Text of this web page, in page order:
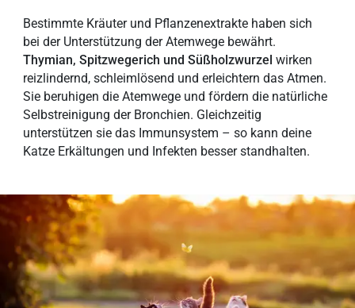
Bestimmte Kräuter und Pflanzenextrakte haben sich
bei der Unterstützung der Atemwege bewährt.
Thymian, Spitzwegerich und Süßholzwurzelwirken
reizlindernd, schleimlösend und erleichtern das Atmen.
Sie beruhigen die Atemwege und fördern die natürliche
Selbstreinigung der Bronchien. Gleichzeitig
unterstützen sie das Immunsystem – so kann deine
Katze Erkältungen und Infekten besser standhalten.